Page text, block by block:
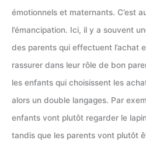
émotionnels et maternants. C’est
l’émancipation. Ici, il y a souvent
des parents qui effectuent l’achat
rassurer dans leur rôle de bon
les enfants qui choisissent les
alors un double langages. Par
enfants vont plutôt regarder le
tandis que les parents vont plutôt